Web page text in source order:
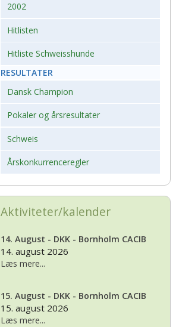
2002
Hitlisten
Hitliste Schweisshunde
RESULTATER
Dansk Champion
Pokaler og årsresultater
Schweis
Årskonkurrenceregler
Aktiviteter/kalender
14. August - DKK - Bornholm CACIB
14. august 2026
Læs mere...
15. August - DKK - Bornholm CACIB
15. august 2026
Læs mere...